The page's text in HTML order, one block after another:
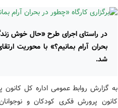
در راستای اجرای طرح «حال خوش
بحران آرام بمانیم؟» با محوریت
شد.
به گزارش روابط عمومی اداره کل
کانون پرورش فکری کودکان و